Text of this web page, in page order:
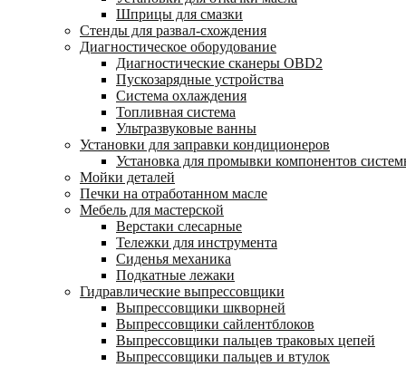
Шприцы для смазки
Стенды для развал-схождения
Диагностическое оборудование
Диагностические сканеры OBD2
Пускозарядные устройства
Система охлаждения
Топливная система
Ультразвуковые ванны
Установки для заправки кондиционеров
Установка для промывки компонентов
Мойки деталей
Печки на отработанном масле
Мебель для мастерской
Верстаки слесарные
Тележки для инструмента
Сиденья механика
Подкатные лежаки
Гидравлические выпрессовщики
Выпрессовщики шкворней
Выпрессовщики сайлентблоков
Выпрессовщики пальцев траковых цепей
Выпрессовщики пальцев и втулок